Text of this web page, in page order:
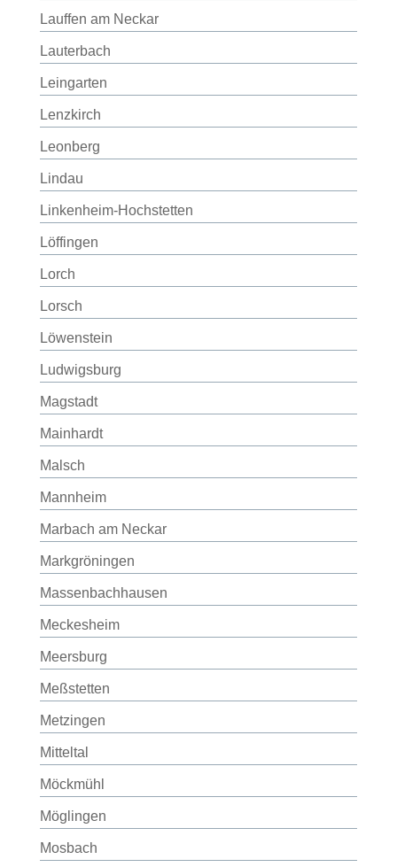
Lauffen am Neckar
Lauterbach
Leingarten
Lenzkirch
Leonberg
Lindau
Linkenheim-Hochstetten
Löffingen
Lorch
Lorsch
Löwenstein
Ludwigsburg
Magstadt
Mainhardt
Malsch
Mannheim
Marbach am Neckar
Markgröningen
Massenbachhausen
Meckesheim
Meersburg
Meßstetten
Metzingen
Mitteltal
Möckmühl
Möglingen
Mosbach